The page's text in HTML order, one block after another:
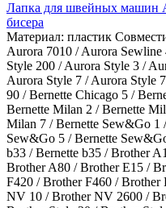
Лапка для швейных машин
бисера
Материал: пластик
Aurora 7010 / Aurora
Style 200 / Aurora Style 3 /
Aurora Style 7 / Aurora Style
90 / Bernette Chicago 5 /
Bernette Milan 2 / Bernette
Milan 7 / Bernette Sew&Go 1
Sew&Go 5 / Bernette
b33 / Bernette b35 / Brother
Brother A80 / Brother E15 /
F420 / Brother F460 /
NV 10 / Brother NV 2600 /